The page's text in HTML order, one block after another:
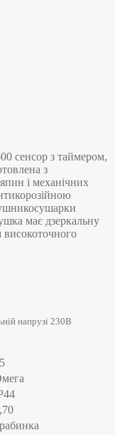
сенсор з таймером,
з
і механічних
має дзеркальну
напрузі 230В